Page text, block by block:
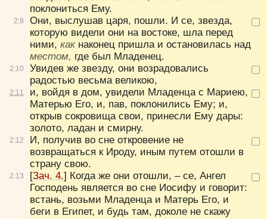
2:9
2:10
2:11
2:12
2:13
поклониться Ему.
Они, выслушав царя, пошли. И се, звезда,
которую видели они на востоке, шла перед
ними, какнаконец пришла и остановилась над
местом, где был Младенец.
Увидев же звезду, они возрадовались
радостью весьма великою,
и, войдя в дом, увидели Младенца с Мариею,
Матерью Его, и, пав, поклонились Ему; и,
открыв сокровища свои, принесли Ему дары:
золото, ладан и смирну.
И, получив во сне откровение не
возвращаться к Ироду, иным путем отошли в
страну свою.
[Зач. 4.] Когда же они отошли, – се, Ангел
Господень является во сне Иосифу и говорит:
встань, возьми Младенца и Матерь Его, и
беги в Египет, и будь там, доколе не скажу